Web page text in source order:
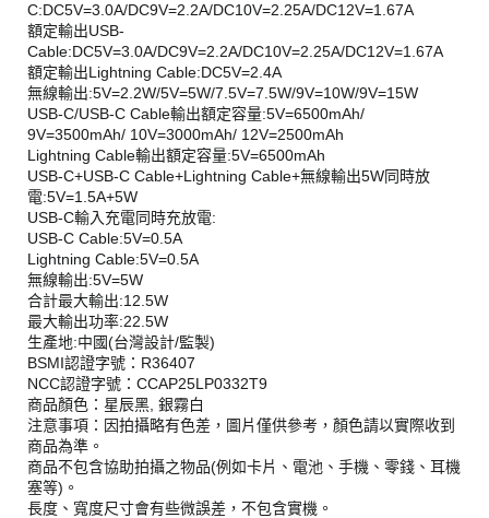
C:DC5V=3.0A/DC9V=2.2A/DC10V=2.25A/DC12V=1.67A
額定輸出USB-
Cable:DC5V=3.0A/DC9V=2.2A/DC10V=2.25A/DC12V=1.67A
額定輸出Lightning Cable:DC5V=2.4A
無線輸出:5V=2.2W/5V=5W/7.5V=7.5W/9V=10W/9V=15W
USB-C/USB-C Cable輸出額定容量:5V=6500mAh/
9V=3500mAh/ 10V=3000mAh/ 12V=2500mAh
Lightning Cable輸出額定容量:5V=6500mAh
USB-C+USB-C Cable+Lightning Cable+無線輸出5W同時放
電:5V=1.5A+5W
USB-C輸入充電同時充放電:
USB-C Cable:5V=0.5A
Lightning Cable:5V=0.5A
無線輸出:5V=5W
合計最大輸出:12.5W
最大輸出功率:22.5W
生產地:中國(台灣設計/監製)
BSMI認證字號：R36407
NCC認證字號：CCAP25LP0332T9
商品顏色：星辰黑, 銀霧白
注意事項：因拍攝略有色差，圖片僅供參考，顏色請以實際收到
商品為準。
商品不包含協助拍攝之物品(例如卡片、電池、手機、零錢、耳機
塞等)。
長度、寬度尺寸會有些微誤差，不包含實機。